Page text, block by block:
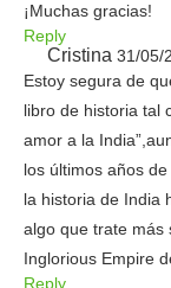
¡Muchas gracias!
Reply
Cristina 31/05/
Estoy segura de
libro de historia tal
amor a la
los últimos años
la historia de India
algo que trate más
Inglorious Empire
Reply